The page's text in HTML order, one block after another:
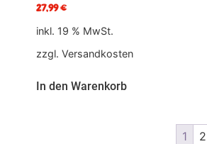
27,99€
inkl. 19 % MwSt.
zzgl.Versandkosten
In den Warenkorb
1 2